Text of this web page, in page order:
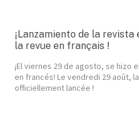
¡Lanzamiento de la
la revue en français !
¡El viernes 29 de agosto, se hizo
en francés! Le vendredi 29 août,
officiellement lancée !